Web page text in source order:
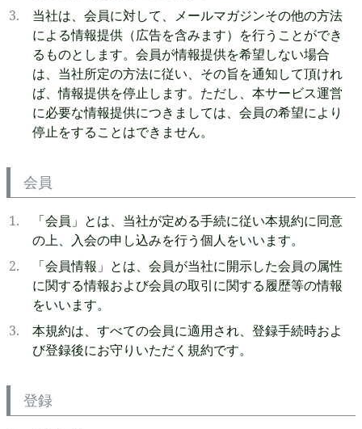
当社は、会員に対して、メールマガジンその他の方法
による情報提供（広告を含みます）を行うことができ
るものとします。会員が情報提供を希望しない場合
は、当社所定の方法に従い、その旨を通知して頂けれ
ば、情報提供を停止します。ただし、本サービス運営
に必要な情報提供につきましては、会員の希望により
停止をすることはできません。
会員
「会員」とは、当社が定める手続に従い本規約に同意
の上、入会の申し込みを行う個人をいいます。
「会員情報」とは、会員が当社に開示した会員の属性
に関する情報および会員の取引に関する履歴等の情報
をいいます。
本規約は、すべての会員に適用され、登録手続時およ
び登録後にお守りいただく規約です。
登録